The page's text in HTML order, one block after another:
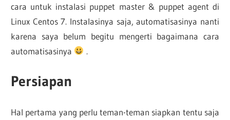
cara untuk instalasi puppet master & puppet agent di
Linux Centos 7. Instalasinya saja, automatisasinya nanti
karena saya belum begitu mengerti bagaimana cara
automatisasinya
.
Persiapan
Hal pertama yang perlu teman-teman siapkan tentu saja